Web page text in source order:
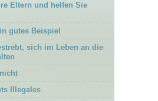
Eltern und helfen Sie
gutes Beispiel
sich im Leben an die
Illegales